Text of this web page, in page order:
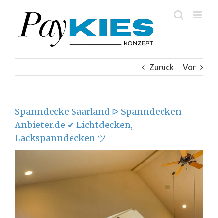
springen
Zurück Vor
Spanndecke Saarland ᐅ Spanndecken-
Anbieter.de ✔ Lichtdecken,
Lackspanndecken ツ